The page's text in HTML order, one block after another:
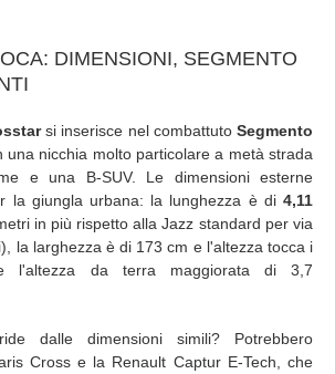
DIMENSIONI, SEGMENTO
si inserisce nel combattuto Segmento
una nicchia molto particolare a metà strada
e una B-SUV. Le dimensioni esterne
la giungla urbana: la lunghezza è di 4,11
in più rispetto alla Jazz standard per via
la larghezza è di 173 cm e l'altezza tocca i
l'altezza da terra maggiorata di 3,7
dalle dimensioni simili? Potrebbero
Cross e la Renault Captur E-Tech, che